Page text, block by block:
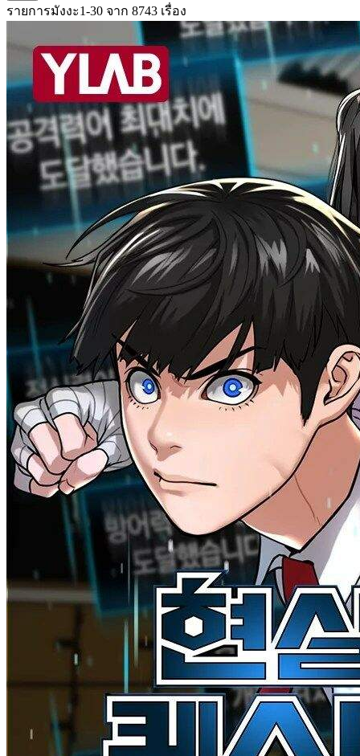
รายการมังงะ1-30 จาก 8743 เรื่อง